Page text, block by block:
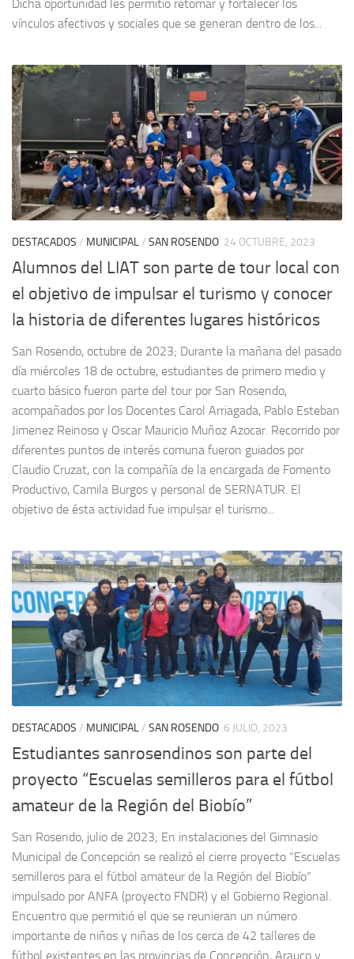
Dicha oportunidad les permitió retomar y fortalecer los
vínculos afectivos y sociales que se generan dentro de los...
DESTACADOS / MUNICIPAL/ SAN ROSENDO 24 OCTUBRE, 2023
Alumnos del LIAT son parte de tour local con
el objetivo de impulsar el turismo y conocer
la historia de diferentes lugares históricos
San Rosendo, octubre de 2023; Durante la mañana del pasado
día miércoles 18 de octubre, estudiantes de primero medio y
cuarto básico fueron parte del tour por San Rosendo,
acompañados por los Docentes Carol Arriagada, Pablo Esteban
Jimenez Reinoso y Oscar Mauricio Muñoz Azocar. Recorrido por
diferentes puntos de interés comuna fueron guiados por
Claudio Cruzat, con la compañía de la encargada de Fomento
Productivo, Camila Burgos y personal de SERNATUR. El
objetivo de ésta actividad fue impulsar el turismo...
DESTACADOS / MUNICIPAL/ SAN ROSENDO 6 JULIO, 2023
Estudiantes sanrosendinos son parte del
proyecto “Escuelas semilleros para el fútbol
amateur de la Región del Biobío”
San Rosendo, julio de 2023; En instalaciones del Gimnasio
Municipal de Concepción se realizó el cierre proyecto “Escuelas
semilleros para el fútbol amateur de la Región del Biobío”
impulsado por ANFA (proyecto FNDR) y el Gobierno Regional.
Encuentro que permitió el que se reunieran un número
importante de niños y niñas de los cerca de 42 talleres de
fútbol existentes en las provincias de Concepción, Arauco y